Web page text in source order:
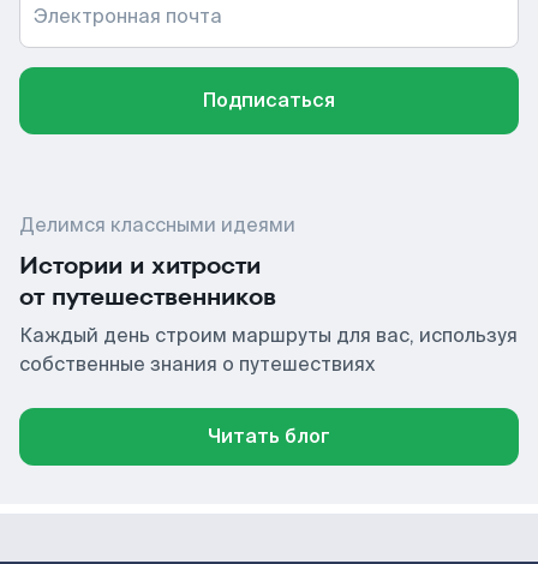
Электронная почта
Подписаться
Делимся классными идеями
Истории и хитрости
от путешественников
Каждый день строим маршруты для вас, используя
собственные знания о путешествиях
Читать блог